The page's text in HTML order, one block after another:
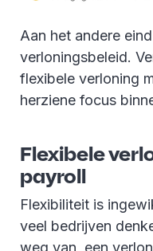
Aan het andere
verloningsbeleid.
flexibele verloning
herziene focus
Flexibele
payroll
Flexibiliteit is
veel bedrijven